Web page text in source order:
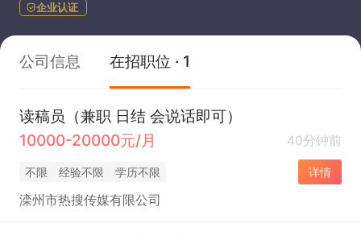
企业认证
公司信息 在招职位 · 1
读稿员（兼职 日结 会说话即可）
10000-20000元/月
40分钟前
不限 经验不限 学历不限 详情
滦州市热搜传媒有限公司